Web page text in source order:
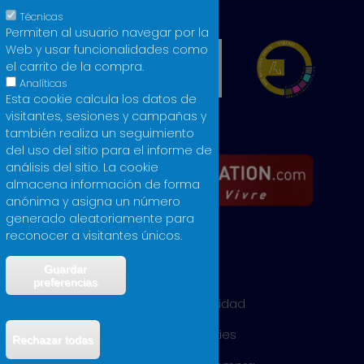
Política de privacidad
Política de cookies
Técnicas
Permiten al usuario navegar por la
Web y usar funcionalidades como
el carrito de la compra.
Analíticas
Esta cookie calcula los datos de
visitantes, sesiones y campañas y
también realiza un seguimiento
del uso del sitio para el informe de
análisis del sitio. La cookie
almacena información de forma
anónima y asigna un número
generado aleatoriamente para
reconocer a visitantes únicos.
preferencias
Rechazar todas